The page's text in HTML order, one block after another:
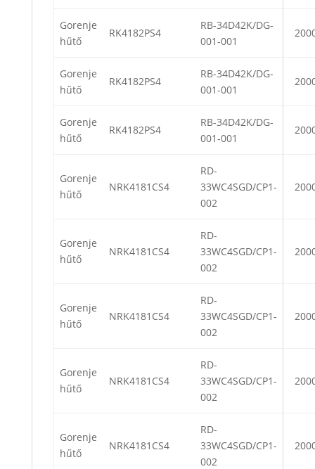
Gorenje
hűtő
RK4182PS4
RB-34D42K/DG-
001-001
Gorenje
hűtő
RK4182PS4
RB-34D42K/DG-
001-001
Gorenje
hűtő
RK4182PS4
RB-34D42K/DG-
001-001
Gorenje
hűtő
NRK4181CS4
RD-
33WC4SGD/CP1-
002
Gorenje
hűtő
NRK4181CS4
RD-
33WC4SGD/CP1-
002
Gorenje
hűtő
NRK4181CS4
RD-
33WC4SGD/CP1-
002
Gorenje
hűtő
NRK4181CS4
RD-
33WC4SGD/CP1-
002
Gorenje
hűtő
NRK4181CS4
RD-
33WC4SGD/CP1-
002